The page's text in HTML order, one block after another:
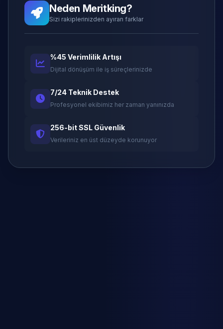
Neden Meritking?
Sizi rakiplerinizden ayıran farklar
%45 Verimlilik Artışı
Dijital dönüşüm ile iş süreçlerinizde
7/24 Teknik Destek
Profesyonel ekibimiz her zaman yanınızda
256-bit SSL Güvenlik
Verileriniz en üst düzeyde korunuyor